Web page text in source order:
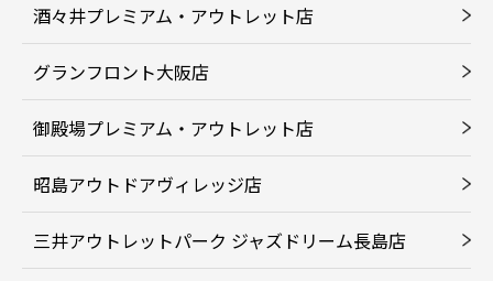
酒々井プレミアム・アウトレット店
グランフロント大阪店
御殿場プレミアム・アウトレット店
昭島アウトドアヴィレッジ店
三井アウトレットパーク ジャズドリーム長島店